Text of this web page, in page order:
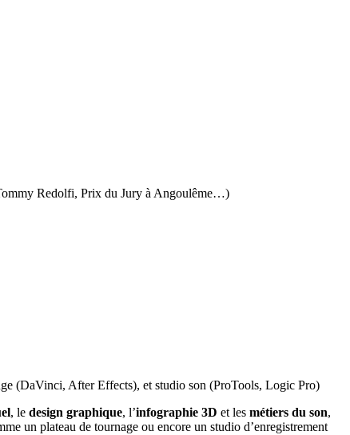
Redolfi, Prix du Jury à Angoulême…)
(DaVinci, After Effects), et studio son (ProTools, Logic Pro)
, le design graphique, l’infographie 3D et les métiers du son,
un plateau de tournage ou encore un studio d’enregistrement